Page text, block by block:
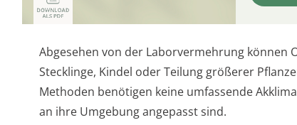
Abgesehen von der Laborvermehrung können
Stecklinge, Kindel oder Teilung größerer
Methoden benötigen keine umfassende
an ihre Umgebung angepasst sind.